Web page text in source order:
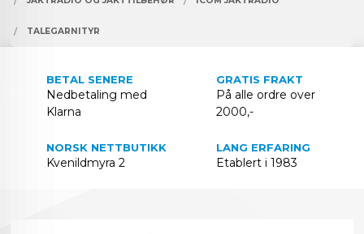
TALEGARNITYR
BETAL SENERE
Nedbetaling med
Klarna
GRATIS FRAKT
På alle ordre over
2000,-
NORSK NETTBUTIKK
Kvenildmyra 2
LANG ERFARING
Etablert i 1983